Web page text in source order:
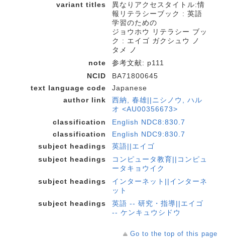
variant titles
異なりアクセスタイトル:情
報リテラシーブック : 英語
学習のための
ジョウホウ リテラシー ブッ
ク : エイゴ ガクシュウ ノ
タメ ノ
note
参考文献: p111
NCID
BA71800645
text language code
Japanese
author link
西納, 春雄||ニシノウ, ハル
オ <AU00356673>
classification
English NDC8:830.7
classification
English NDC9:830.7
subject headings
英語||エイゴ
subject headings
コンピュータ教育||コンピュ
ータキョウイク
subject headings
インターネット||インターネ
ット
subject headings
英語 -- 研究・指導||エイゴ
-- ケンキュウシドウ
Go to the top of this page